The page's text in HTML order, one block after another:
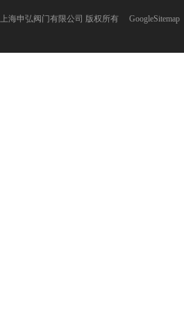
上海申弘阀门有限公司 版权所有 GoogleSitemap